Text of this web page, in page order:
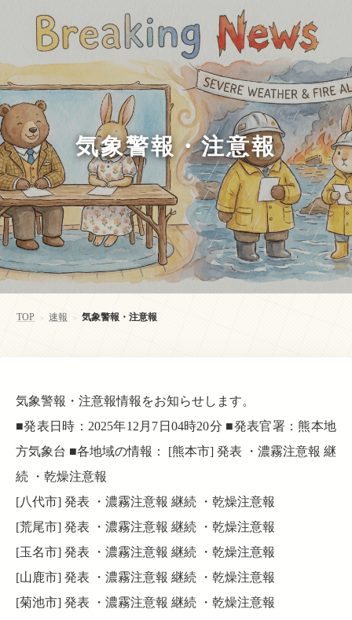
気象警報・注意報
TOP > 速報 > 気象警報・注意報
気象警報・注意報情報をお知らせします。
■発表日時：2025年12月7日04時20分 ■発表官署：熊本地
方気象台 ■各地域の情報： [熊本市] 発表 ・濃霧注意報 継
続 ・乾燥注意報
[八代市] 発表 ・濃霧注意報 継続 ・乾燥注意報
[荒尾市] 発表 ・濃霧注意報 継続 ・乾燥注意報
[玉名市] 発表 ・濃霧注意報 継続 ・乾燥注意報
[山鹿市] 発表 ・濃霧注意報 継続 ・乾燥注意報
[菊池市] 発表 ・濃霧注意報 継続 ・乾燥注意報